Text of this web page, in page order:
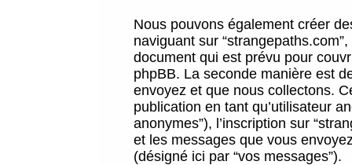
Nous pouvons également créer
naviguant sur
document qui est prévu pour
phpBB. La seconde manière est
envoyez et que nous collectons.
publication en tant qu’utilisateur
anonymes”), l’inscription sur
et les messages que vous
(désigné ici par “vos messages”).